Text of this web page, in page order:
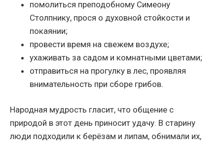
помолиться преподобному Симеону
Столпнику, прося о духовной стойкости и
покаянии;
провести время на свежем воздухе;
ухаживать за садом и комнатными цветами;
отправиться на прогулку в лес, проявляя
внимательность при сборе грибов.
Народная мудрость гласит, что общение с
природой в этот день приносит удачу. В старину
люди подходили к берёзам и липам, обнимали их,